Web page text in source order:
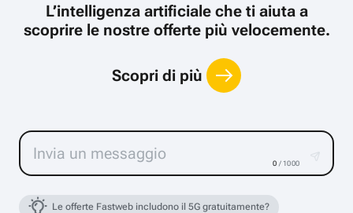
L’intelligenza artificiale che ti aiuta a
scoprire le nostre offerte più velocemente.
Scopri di più
0 / 1000
Le offerte Fastweb includono il 5G gratuitamente?